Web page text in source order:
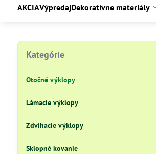
AKCIAVýpredajDekoratívne materiály
Kategórie
Otočné výklopy
Lámacie výklopy
Zdvíhacie výklopy
Sklopné kovanie